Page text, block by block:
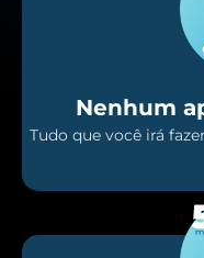
Nenhum
Tudo que você irá